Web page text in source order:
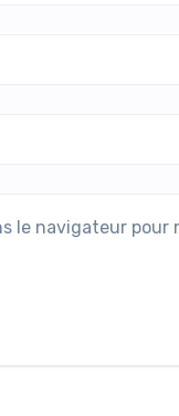
le navigateur pour